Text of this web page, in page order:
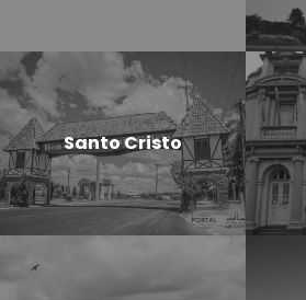
Santo Cristo